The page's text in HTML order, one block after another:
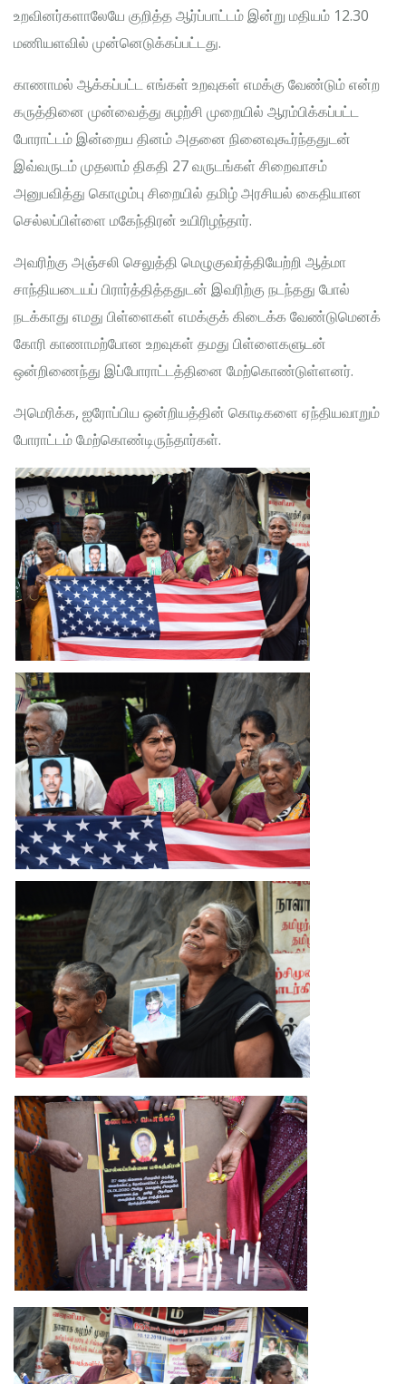
உறவினர்களாலேயே குறித்த ஆர்ப்பாட்டம் இன்று மதியம் 12.30
மணியளவில் முன்னெடுக்கப்பட்டது.
காணாமல் ஆக்கப்பட்ட எங்கள் உறவுகள் எமக்கு வேண்டும் என்ற
கருத்தினை முன்வைத்து சுழற்சி முறையில் ஆரம்பிக்கப்பட்ட
போராட்டம் இன்றைய தினம் அதனை நினைவுகூர்ந்ததுடன்
இவ்வருடம் முதலாம் திகதி 27 வருடங்கள் சிறைவாசம்
அனுபவித்து கொழும்பு சிறையில் தமிழ் அரசியல் கைதியான
செல்லப்பிள்ளை மகேந்திரன் உயிரிழந்தார்.
அவரிற்கு அஞ்சலி செலுத்தி மெழுகுவர்த்தியேற்றி ஆத்மா
சாந்தியடையப் பிரார்த்தித்ததுடன் இவரிற்கு நடந்தது போல்
நடக்காது எமது பிள்ளைகள் எமக்குக் கிடைக்க வேண்டுமெனக்
கோரி காணாமற்போன உறவுகள் தமது பிள்ளைகளுடன்
ஒன்றிணைந்து இப்போராட்டத்தினை மேற்கொண்டுள்ளனர்.
அமெரிக்க, ஐரோப்பிய ஒன்றியத்தின் கொடிகளை ஏந்தியவாறும்
போராட்டம் மேற்கொண்டிருந்தார்கள்.